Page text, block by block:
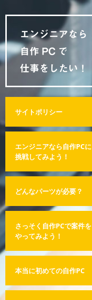
サイトポリシー
エンジニアなら自作PCに
挑戦してみよう！
どんなパーツが必要？
さっそく自作PCで案件を
やってみよう！
本当に初めての自作PC